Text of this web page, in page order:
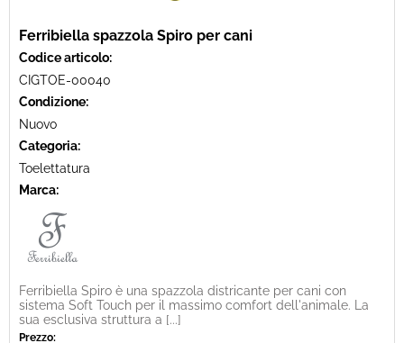
Ferribiella spazzola Spiro per cani
Codice articolo:
CIGTOE-00040
Condizione:
Nuovo
Categoria:
Toelettatura
Marca:
Ferribiella Spiro è una spazzola districante per cani con
sistema Soft Touch per il massimo comfort dell'animale. La
sua esclusiva struttura a [...]
Prezzo: